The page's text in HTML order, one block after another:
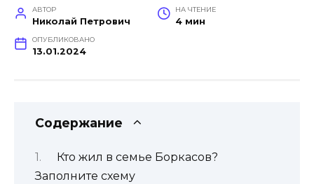
АВТОР
Николай Петрович
НА ЧТЕНИЕ
4 мин
ОПУБЛИКОВАНО
13.01.2024
Содержание
Кто жил в семье Боркасов?
Заполните схему